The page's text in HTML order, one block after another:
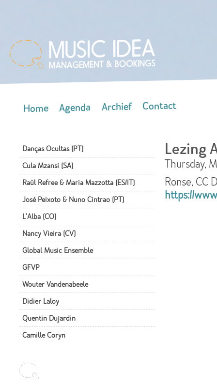
Home Agenda Archief Contact
Danças Ocultas (PT)
Cula Mzansi (SA)
Raül Refree & Maria Mazzotta (ES/IT)
José Peixoto & Nuno Cintrao (PT)
L'Alba (CO)
Nancy Vieira (CV)
Global Music Ensemble
GFVP
Wouter Vandenabeele
Didier Laloy
Quentin Dujardin
Camille Coryn
Lezing
Thursday,
Ronse, CC
https://